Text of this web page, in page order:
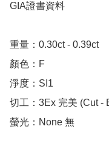
GIA證書資料
重量：0.30ct - 0.39ct
顏色：F
淨度：SI1
切工：3Ex 完美 (Cut -
螢光：None 無